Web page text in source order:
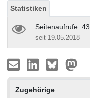
Statistiken
Seitenaufrufe: 43
seit 19.05.2018
Zugehörige